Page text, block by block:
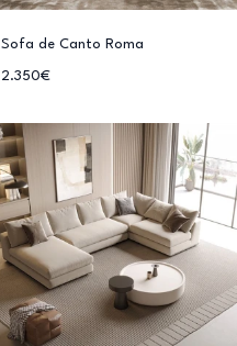
Sofa de Canto Roma
2.350€